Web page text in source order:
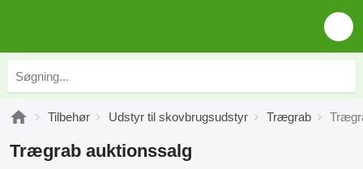
Tilbehør Udstyr til skovbrugsudstyr Trægrab
Trægrab auktionssalg